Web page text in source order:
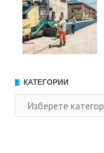
КАТЕГОРИИ
Категории